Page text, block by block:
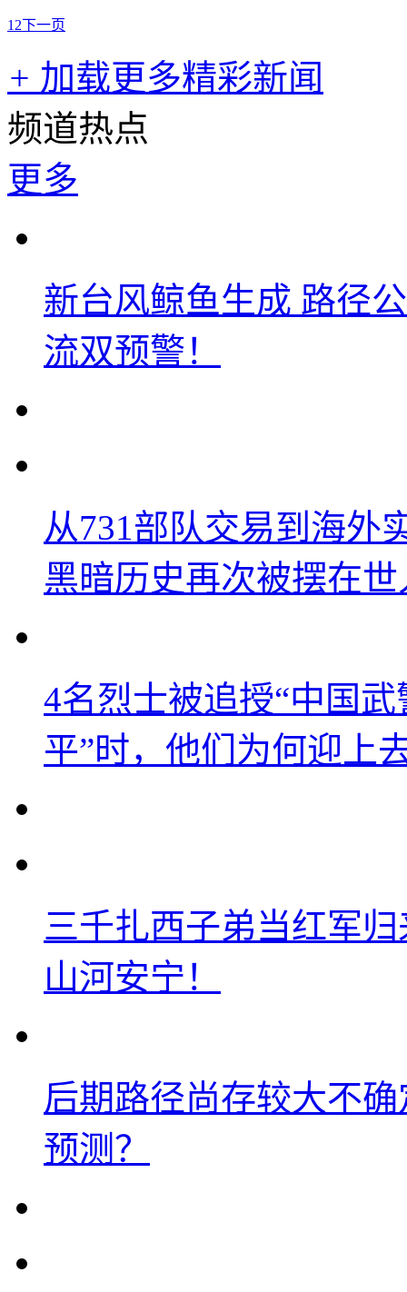
1 2下一页
+ 加载更多精彩新闻
频道热点
更多
新台风鲸鱼生成 路径
流双预警！
从731部队交易到海外
黑暗历史再次被摆在
4名烈士被追授“中国
平”时，他们为何迎上
三千扎西子弟当红军
山河安宁！
后期路径尚存较大不
预测？